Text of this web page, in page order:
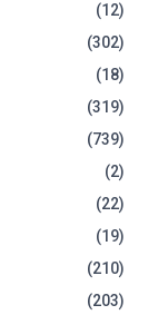
(12)
(302)
(18)
(319)
(739)
(2)
(22)
(19)
(210)
(203)